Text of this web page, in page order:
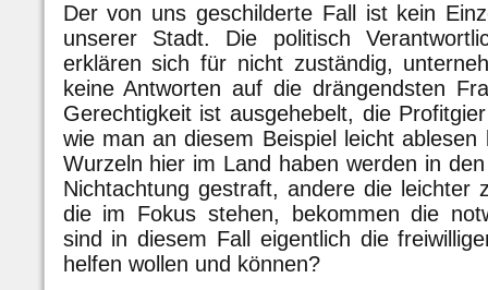
Der von uns geschilderte Fall ist kein
unserer Stadt. Die politisch
erklären sich für nicht zuständig,
keine Antworten auf die drängendsten
Gerechtigkeit ist ausgehebelt, die
wie man an diesem Beispiel leicht
Wurzeln hier im Land haben werden in
Nichtachtung gestraft, andere die leichter
die im Fokus stehen, bekommen die
sind in diesem Fall eigentlich die
helfen wollen und können?